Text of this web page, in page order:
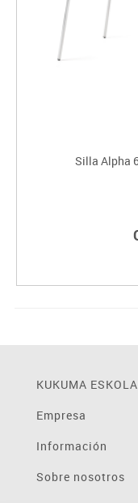
Silla Alpha
KUKUMA
Empresa
Información
Sobre nosotros